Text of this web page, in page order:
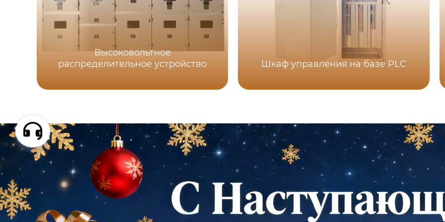
Высоковольтное
распределительное устройство
Шкаф управления на базе PLC